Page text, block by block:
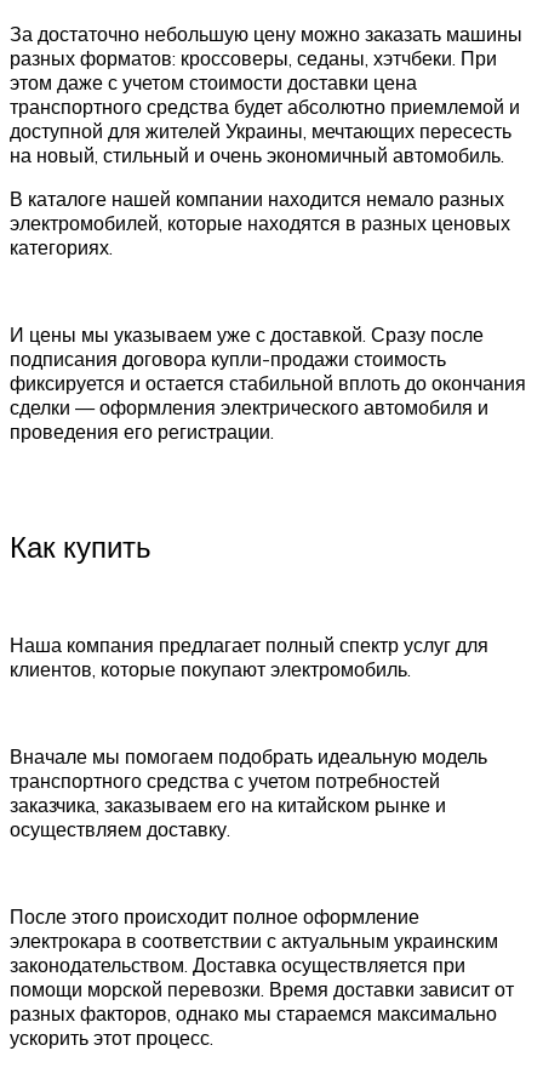
За достаточно небольшую цену можно заказать машины
разных форматов: кроссоверы, седаны, хэтчбеки. При
этом даже с учетом стоимости доставки цена
транспортного средства будет абсолютно приемлемой и
доступной для жителей Украины, мечтающих пересесть
на новый, стильный и очень экономичный автомобиль.
В каталоге нашей компании находится немало разных
электромобилей, которые находятся в разных ценовых
категориях.
И цены мы указываем уже с доставкой. Сразу после
подписания договора купли-продажи стоимость
фиксируется и остается стабильной вплоть до окончания
сделки — оформления электрического автомобиля и
проведения его регистрации.
Как купить
Наша компания предлагает полный спектр услуг для
клиентов, которые покупают электромобиль.
Вначале мы помогаем подобрать идеальную модель
транспортного средства с учетом потребностей
заказчика, заказываем его на китайском рынке и
осуществляем доставку.
После этого происходит полное оформление
электрокара в соответствии с актуальным украинским
законодательством. Доставка осуществляется при
помощи морской перевозки. Время доставки зависит от
разных факторов, однако мы стараемся максимально
ускорить этот процесс.